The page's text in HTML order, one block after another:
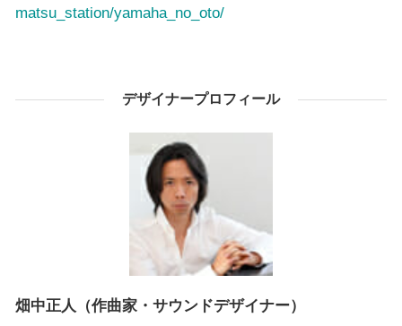
matsu_station/yamaha_no_oto/
デザイナープロフィール
畑中正人（作曲家・サウンドデザイナー）